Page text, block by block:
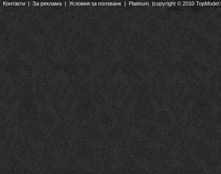
Контакти|За реклама | Условия за ползване | Platinum |copyright © 2010